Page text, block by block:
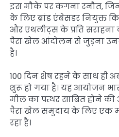
इस मौके पर कंगना रनौत,
के लिए ब्रांड एंबेसडर नियुक्त
और एथलीट्स के प्रति सराहना
पैरा खेल आंदोलन से जुड़ना
है।
100 दिन शेष रहने के साथ ही
शुरू हो गया है। यह आयोजन
मील का पत्थर साबित होने
पैरा खेल समुदाय के लिए एक
रहा है।